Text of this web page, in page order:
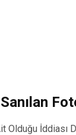
Olduğu İddiası